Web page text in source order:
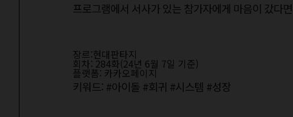
프로그램에서 서사가 있는 참가자에게 마음이 갔다
장르:현대판타지
회차: 284화(24년 6월 7일 기준)
플랫폼: 카카오페이지
키워드: #아이돌 #회귀 #시스템 #성장